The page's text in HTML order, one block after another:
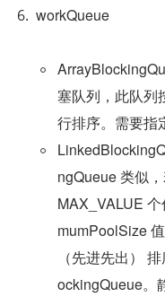
workQueue
塞队列，此队列
行排序。需要指
ngQueue 类似
MAX_VALUE
mumPoolSize
（先进先出）
ockingQueue。